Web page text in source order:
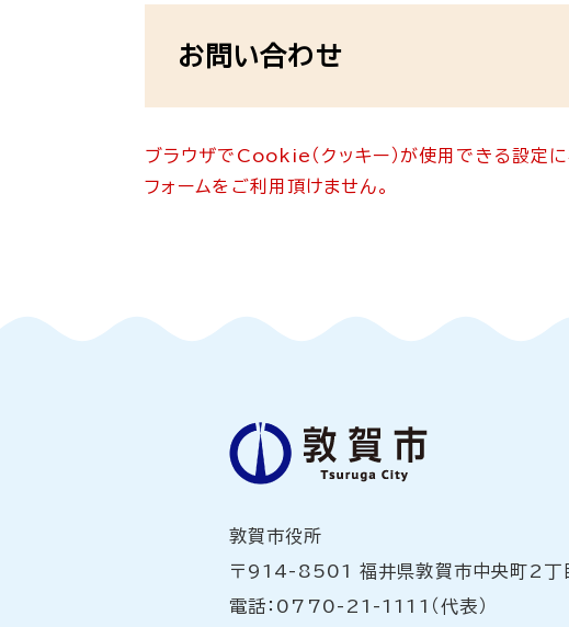
お問い合わせ
ブラウザでCookie（クッキー）が使用できる設定
フォームをご利用頂けません。
敦賀市役所
〒914-8501 福井県敦賀市中央町2丁
電話：0770-21-1111（代表）